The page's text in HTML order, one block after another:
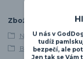
Zboží zařazeno v
Německý boxer
Boxer
U nás v
tudíž
bezpečí, ale
Jen tak se Vám